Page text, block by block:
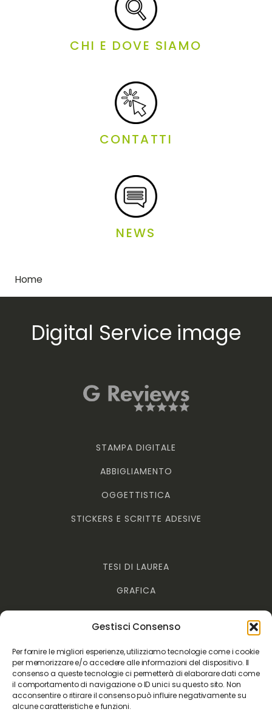
Gestisci Consenso
Per fornire le migliori esperienze, utilizziamo tecnologie come i cookie
per memorizzare e/o accedere alle informazioni del dispositivo. Il
consenso a queste tecnologie ci permetterà di elaborare dati come
il comportamento di navigazione o ID unici su questo sito. Non
acconsentire o ritirare il consenso può influire negativamente su
alcune caratteristiche e funzioni.
CHI E DOVE SIAMO
CONTATTI
NEWS
Home
Digital Service image
STAMPA DIGITALE
ABBIGLIAMENTO
OGGETTISTICA
STICKERS E SCRITTE ADESIVE
TESI DI LAUREA
GRAFICA
STAMPA FOTO
COOKIE POLICY
DISCONOSCIMENTO